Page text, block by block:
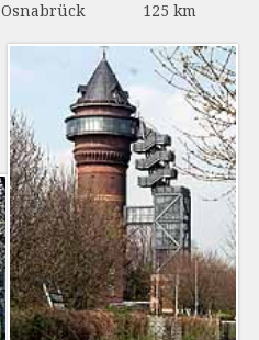
Osnabrück 125 km